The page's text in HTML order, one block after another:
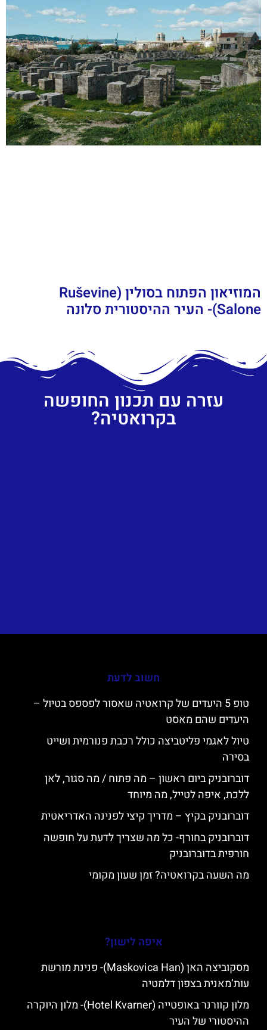
המוזיאון הפתוח בסולין (Ruševine
Salone)- העיר ההיסטורית סלונה
עזרה עם תכנון החופשה
בקרואטיה?
חשוב לדעת
טופ 5 היעדים של קרואטיה שאסור לפספס בטיול –
היעדים שהם מאסט
טיול לאגמי פליטביצה כולל רכבת פנורמית ושייט
בסירה
דוברובניק ביום ראשון – מה פתוח / מה סגור, לאן
ללכת, איפה לטייל, מה מיוחד
דוברובניק בקיץ – מדריך קיצי לפנינה האדריאטית
דוברובניק בחורף- כל מה שצריך לדעת על חופשה
חורפית בדוברובניק
מה השעה בקרואטיה? זמן שעון מקומי
איפה לישון?
מסקוביצה האן (Maskovica Han)- פנינת מורשת
עות’מאנית בצפון דלמטיה
מלון קוורנר באופטייה (Hotel Kvarner)- מלון היוקרה
ההיסטורי של העיר